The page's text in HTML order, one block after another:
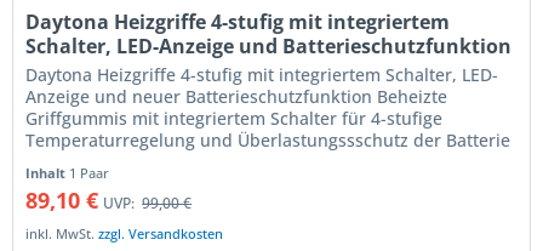
Daytona Heizgriffe 4-stufig mit integriertem
Schalter, LED-Anzeige und Batterieschutzfunktion
Daytona Heizgriffe 4-stufig mit integriertem Schalter, LED-
Anzeige und neuer Batterieschutzfunktion Beheizte
Griffgummis mit integriertem Schalter für 4-stufige
Temperaturregelung und Überlastungssschutz der Batterie
Inhalt 1 Paar
89,10 € UVP: 99,00 €
inkl. MwSt.zzgl. Versandkosten